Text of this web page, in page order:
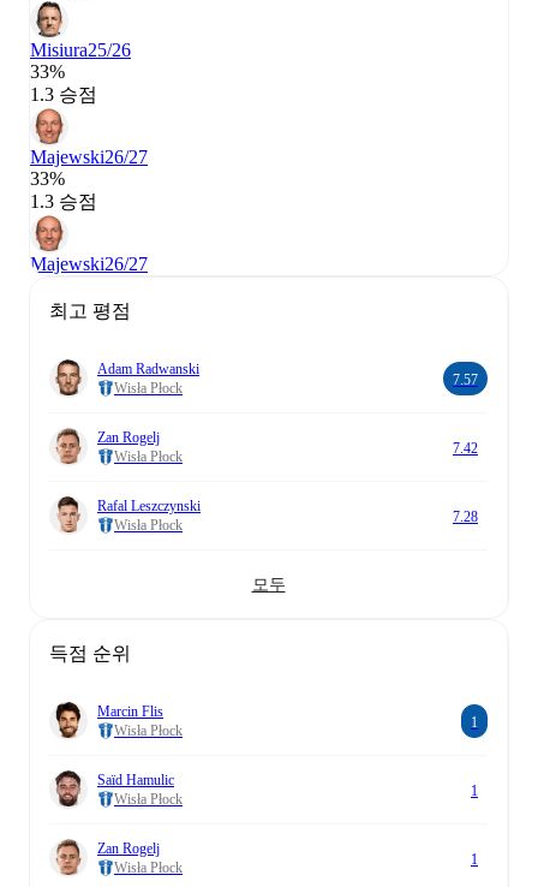
Misiura25/26
33%
1.3 승점
Majewski26/27
33%
1.3 승점
Majewski26/27
최고 평점
Adam Radwanski
Wisła Płock
7.57
Zan Rogelj
Wisła Płock
7.42
Rafal Leszczynski
Wisła Płock
7.28
모두
득점 순위
Marcin Flis
Wisła Płock
1
Saïd Hamulic
Wisła Płock
1
Zan Rogelj
Wisła Płock
1